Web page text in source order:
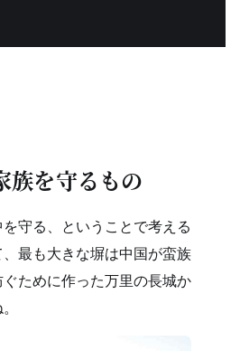
族を守るもの
守る、ということで考える
最も大きな塀は中国が蛮族
ために作った万里の長城か